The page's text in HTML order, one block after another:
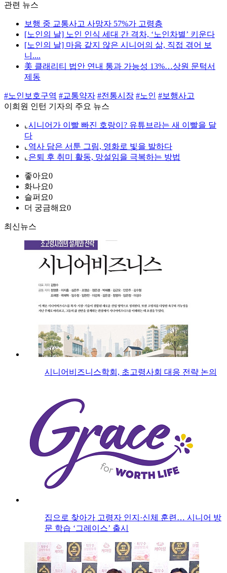
관련 뉴스
보행 중 교통사고 사망자 57%가 고령층
[노인의 날] 노인 인식 세대 간 격차, ‘노인차별’ 키운다
[노인의 날] 마음 같지 않은 시니어의 삶, 직접 겪어 보
니....
美 클래리티 법안 연내 통과 가능성 13%…상원 문턱서
제동
#노인보호구역 #교통약자 #전통시장 #노인 #보행사고
이희원 인턴 기자의 주요 뉴스
⌞ 시니어가 이빨 빠진 호랑이? 유튜브라는 새 이빨을 달
다
⌞ 역사 담은 서툰 그림, 영화로 빛을 발하다
⌞ 은퇴 후 취미 활동, 망설임을 극복하는 방법
좋아요0
화나요0
슬퍼요0
더 궁금해요0
최신뉴스
시니어비즈니스학회, 초고령사회 대응 전략 논의
집으로 찾아가 고령자 인지·신체 훈련… 시니어 방
문 학습 ‘그레이스’ 출시